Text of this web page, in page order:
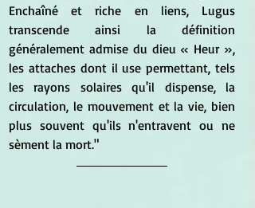
Enchaîné et riche en liens, Lugus
transcende ainsi la définition
généralement admise du dieu « Heur »,
les attaches dont il use permettant, tels
les rayons solaires qu'il dispense, la
circulation, le mouvement et la vie, bien
plus souvent qu'ils n'entravent ou ne
sèment la mort."